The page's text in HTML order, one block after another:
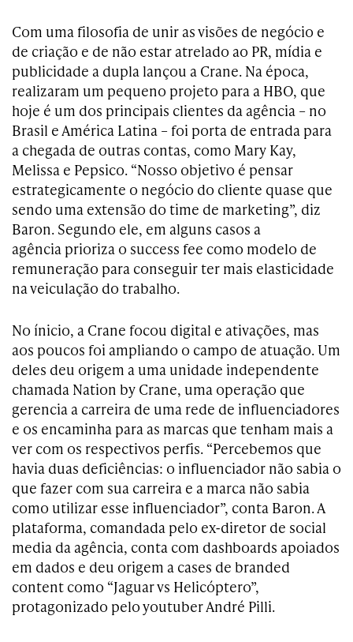
Com uma filosofia de unir as visões de negócio e
de criação e de não estar atrelado ao PR, mídia e
publicidade a dupla lançou a Crane. Na época,
realizaram um pequeno projeto para a HBO, que
hoje é um dos principais clientes da agência – no
Brasil e América Latina – foi porta de entrada para
a chegada de outras contas, como Mary Kay,
Melissa e Pepsico. “Nosso objetivo é pensar
estrategicamente o negócio do cliente quase que
sendo uma extensão do time de marketing”, diz
Baron. Segundo ele, em alguns casos a
agência prioriza o success fee como modelo de
remuneração para conseguir ter mais elasticidade
na veiculação do trabalho.
No ínicio, a Crane focou digital e ativações, mas
aos poucos foi ampliando o campo de atuação. Um
deles deu origem a uma unidade independente
chamada Nation by Crane, uma operação que
gerencia a carreira de uma rede de influenciadores
e os encaminha para as marcas que tenham mais a
ver com os respectivos perfis. “Percebemos que
havia duas deficiências: o influenciador não sabia o
que fazer com sua carreira e a marca não sabia
como utilizar esse influenciador”, conta Baron. A
plataforma, comandada pelo ex-diretor de social
media da agência, conta com dashboards apoiados
em dados e deu origem a cases de branded
content como “Jaguar vs Helicóptero”,
protagonizado pelo youtuber André Pilli.